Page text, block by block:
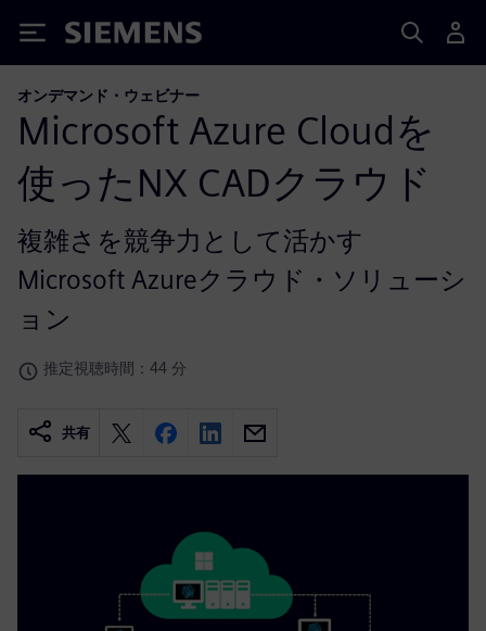
Siemens
オンデマンド・ウェビナー
Microsoft Azure Cloudを
使ったNX CADクラウド
複雑さを競争力として活かす
Microsoft Azureクラウド・ソリューシ
ョン
推定視聴時間：44 分
共有